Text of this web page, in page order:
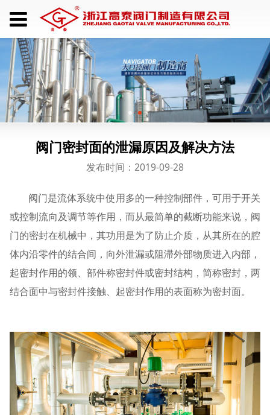
阀门密封面的泄漏原因及解决方法
发布时间：2019-09-28
阀门是流体系统中使用多的一种控制部件，可用于开关
或控制流向及调节等作用，而从最简单的截断功能来说，阀
门的密封在机械中，其功用是为了防止介质，从其所在的腔
体内沿零件的结合间，向外泄漏或阻滞外部物质进入内部，
起密封作用的领、部件称密封件或密封结构，简称密封，两
结合面中与密封件接触、起密封作用的表面称为密封面。